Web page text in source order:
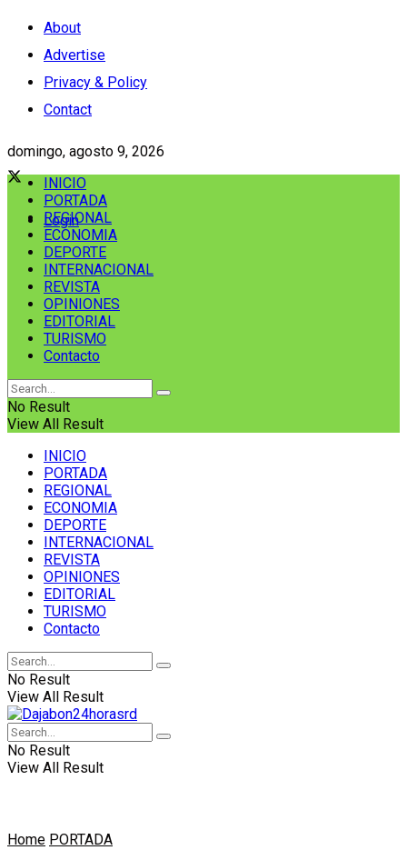
About
Advertise
Privacy & Policy
Contact
domingo, agosto 9, 2026
Login
INICIO
PORTADA
REGIONAL
ECONOMIA
DEPORTE
INTERNACIONAL
REVISTA
OPINIONES
EDITORIAL
TURISMO
Contacto
No Result
View All Result
INICIO
PORTADA
REGIONAL
ECONOMIA
DEPORTE
INTERNACIONAL
REVISTA
OPINIONES
EDITORIAL
TURISMO
Contacto
No Result
View All Result
No Result
View All Result
Home PORTADA